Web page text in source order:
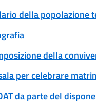
della
della
per celebrare
da parte del